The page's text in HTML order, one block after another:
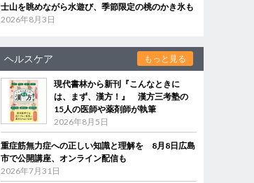
士山を眺めながら水遊び、季節限定の桃のかき氷も
2026年8月3日
ヘルスケア もっと見る
現代書林から新刊『こんなときに
は、まず、漢方！』 漢方三考塾の
15人の医師や薬剤師が執筆
2026年8月5日
重症筋無力症への正しい知識と理解を 8月8日広島
市で公開講座、オンライン配信も
2026年7月31日